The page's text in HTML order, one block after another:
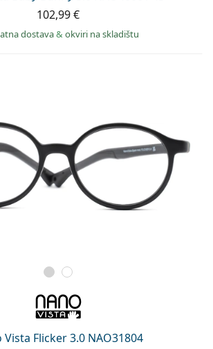
102,99 €
dostava& okviri na skladištu
Vista Flicker 3.0 NAO31804